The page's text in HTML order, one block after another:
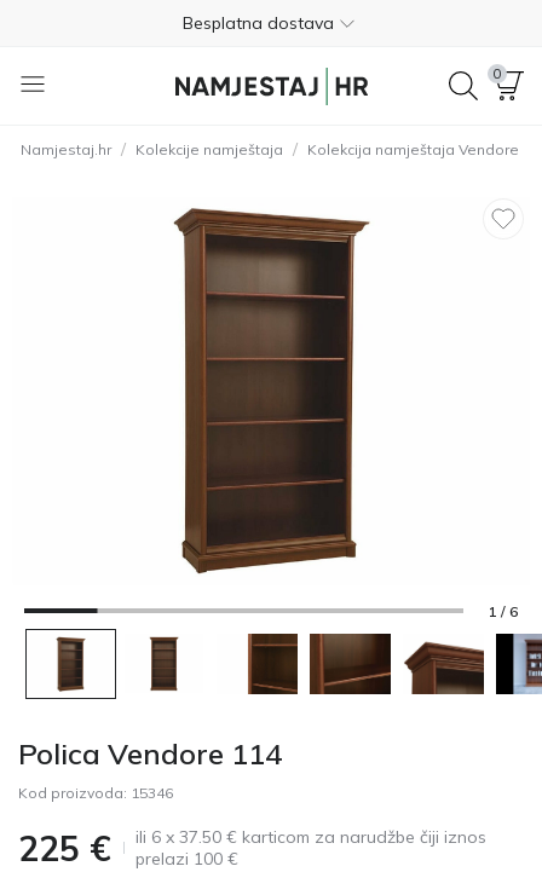
Besplatna dostava
Nije potrebno plaćanje unaprijed
01 8000 383
Besplatna dostava
Nije potrebno plaćanje unaprijed
Besplatan povrat unutar 365 dana
0
Namjestaj.hr / Kolekcije namještaja / Kolekcija namještaja Vendore
1 / 6
Polica Vendore 114
Kod proizvoda: 15346
225 €
ili 6 x 37.50 € karticom za narudžbe čiji iznos
prelazi 100 €